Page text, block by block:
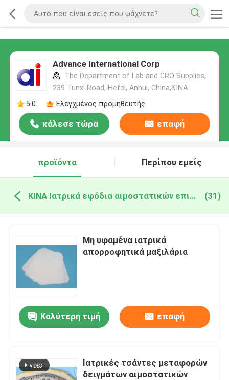
Advance International Corp
The Department of Lab and CRO Supplies,
239 Tunxi Road, Hefei, Anhui, China,ΚΙΝΑ
5.0
Ελεγχμένος προμηθευτής
κάλεσε τώρα επαφή
προϊόντα Περίπου εμείς
ΚΙΝΑ Ιατρικά εφόδια αιμοστατικών επιδέσμων (31)
Μη υφαμένα ιατρικά
απορροφητικά μαξιλάρια
Καλύτερη τιμή επαφή
Ιατρικές τσάντες μεταφορών
δειγμάτων αιμοστατικών